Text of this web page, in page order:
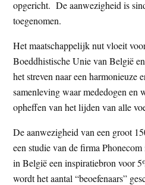
opgericht. De aanwezigheid is
toegenomen.
Het maatschappelijk nut vloeit
Boeddhistische Unie van België
het streven naar een harmonieuze
samenleving waar mededogen en
opheffen van het lijden van alle
De aanwezigheid van een groot
een studie van de firma
in België een inspiratiebron voor
wordt het aantal “beoefenaars”